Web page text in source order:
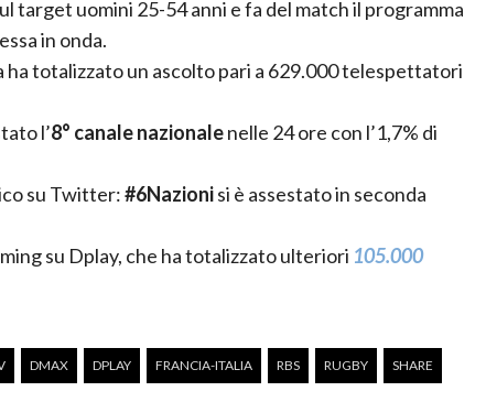
target uomini 25-54 anni e fa del match il programma
in onda.
ha totalizzato un ascolto pari a 629.000 telespettatori
l’8° canale nazionalenelle 24 ore con l’1,7% di
su Twitter:#6Nazionisi è assestato in seconda
su Dplay, che ha totalizzato ulteriori 105.000
DMAX DPLAY FRANCIA-ITALIA RBS RUGBY SHARE